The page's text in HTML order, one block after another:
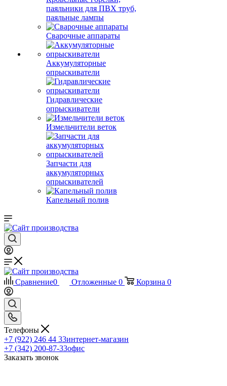
паяльники для ПВХ труб,
паяльные лампы
Сварочные аппараты
Аккумуляторные
опрыскиватели
Гидравлические
опрыскиватели
Измельчители веток
Запчасти для
аккумуляторных
опрыскивателей
Капельный полив
Сравнение0 Отложенные 0 Корзина 0
Телефоны
+7 (922) 246 44 33интернет-магазин
+7 (342) 200-87-33офис
Заказать звонок